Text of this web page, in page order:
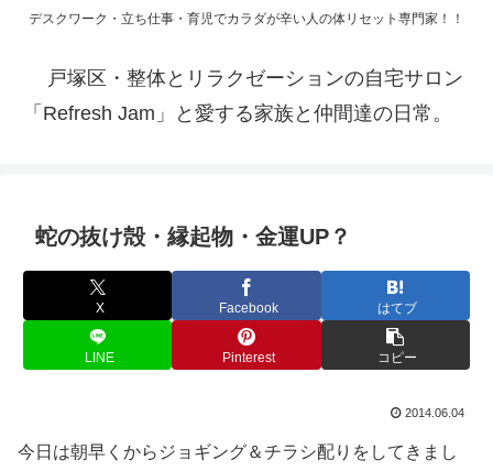
デスクワーク・立ち仕事・育児でカラダが辛い人の体リセット専門家！！
戸塚区・整体とリラクゼーションの自宅サロン
「Refresh Jam」と愛する家族と仲間達の日常。
蛇の抜け殻・縁起物・金運UP？
X Facebook はてブ
LINE Pinterest コピー
2014.06.04
今日は朝早くからジョギング＆チラシ配りをしてきまし